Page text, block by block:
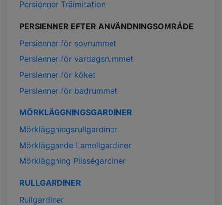
Persienner Träimitation
PERSIENNER EFTER ANVÄNDNINGSOMRÅDE
Persienner för sovrummet
Persienner för vardagsrummet
Persienner för köket
Persienner för badrummet
MÖRKLÄGGNINGSGARDINER
Mörkläggningsrullgardiner
Mörkläggande Lamellgardiner
Mörkläggning Plisségardiner
RULLGARDINER
Rullgardiner